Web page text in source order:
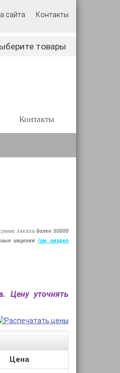
сайта Контакты
товары
Контакты
заказаболее 50000
наценки (см. раздел
Цену уточнять
Цена